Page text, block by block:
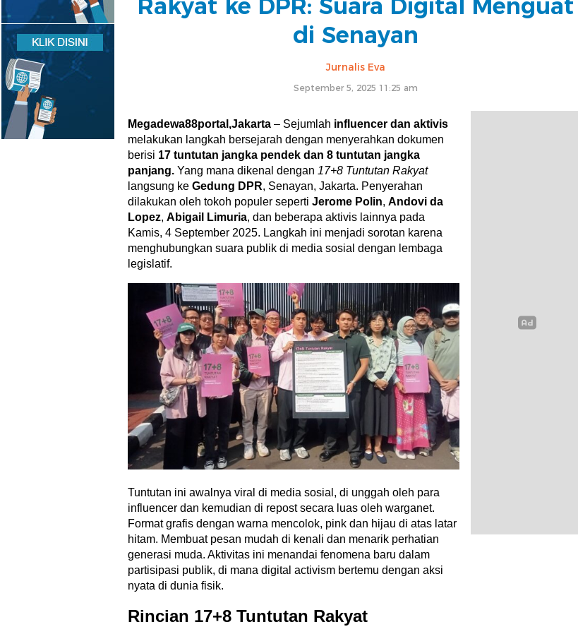
Rakyat ke DPR: Suara Digital Menguat
di Senayan
Jurnalis Eva
September 5, 2025 11:25 am
Megadewa88portal,Jakarta – Sejumlah influencer dan aktivis
melakukan langkah bersejarah dengan menyerahkan dokumen
berisi 17 tuntutan jangka pendek dan 8 tuntutan jangka
panjang. Yang mana dikenal dengan 17+8 Tuntutan Rakyat
langsung ke Gedung DPR, Senayan, Jakarta. Penyerahan
dilakukan oleh tokoh populer seperti Jerome Polin, Andovi da
Lopez, Abigail Limuria, dan beberapa aktivis lainnya pada
Kamis, 4 September 2025. Langkah ini menjadi sorotan karena
menghubungkan suara publik di media sosial dengan lembaga
legislatif.
Tuntutan ini awalnya viral di media sosial, di unggah oleh para
influencer dan kemudian di repost secara luas oleh warganet.
Format grafis dengan warna mencolok, pink dan hijau di atas latar
hitam. Membuat pesan mudah di kenali dan menarik perhatian
generasi muda. Aktivitas ini menandai fenomena baru dalam
partisipasi publik, di mana digital activism bertemu dengan aksi
nyata di dunia fisik.
Rincian 17+8 Tuntutan Rakyat